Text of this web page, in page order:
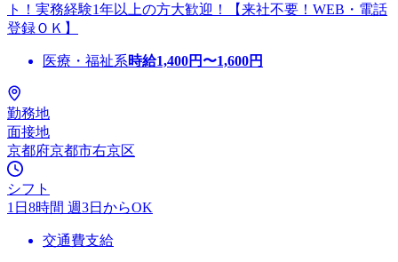
ト！実務経験1年以上の方大歓迎！【来社不要！WEB・電話
登録ＯＫ】
医療・福祉系時給1,400円〜1,600円
勤務地
面接地
京都府京都市右京区
シフト
1日8時間 週3日からOK
交通費支給